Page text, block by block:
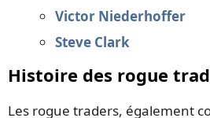
Victor Niederhoffer
Steve Clark
Histoire des rogue
Les rogue traders, également